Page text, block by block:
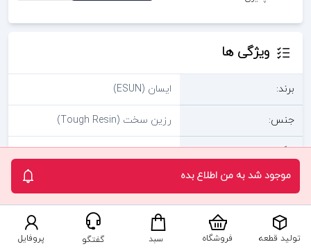
ویژگی ها
برند: ایسان (ESUN)
جنس: رزین سخت (Tough Resin)
رنگ: مشکی
کشور مبدا:
ابعاد بسته بندی: 205×105×105 میلیمتر
وزن بسته بندی: 0.61 کیلوگرم
موجود شد به من اطلاع بده
تولید قطعه فروشگاه سبد گفتگو پروفایل